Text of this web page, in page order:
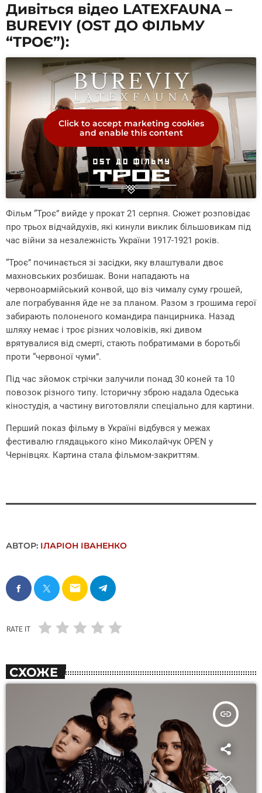
Дивіться відео LATEXFAUNA –
BUREVIY (OST ДО ФІЛЬМУ
“ТРОЄ”):
Click to accept marketing cookies
and enable this content
Фільм “Троє” вийде у прокат 21 серпня. Сюжет розповідає
про трьох відчайдухів, які кинули виклик більшовикам під
час війни за незалежність України 1917-1921 років.
“Троє” починається зі засідки, яку влаштували двоє
махновських розбишак. Вони нападають на
червоноармійський конвой, що віз чималу суму грошей,
але пограбування йде не за планом. Разом з грошима герої
забирають полоненого командира панцирника. Назад
шляху немає і троє різних чоловіків, які дивом
врятувалися від смерті, стають побратимами в боротьбі
проти “червоної чуми”.
Під час зйомок стрічки залучили понад 30 коней та 10
повозок різного типу. Історичну зброю надала Одеська
кіностудія, а частину виготовляли спеціально для картини.
Перший показ фільму в Україні відбувся у межах
фестивалю глядацького кіно Миколайчук OPEN у
Чернівцях. Картина стала фільмом-закриттям.
АВТОР: ІЛАРІОН ІВАНЕНКО
email
RATE IT
СХОЖЕ
insert_link